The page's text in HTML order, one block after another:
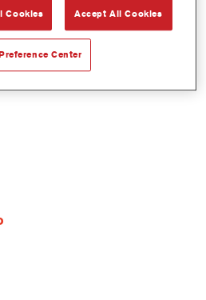
Cookies Accept All Cookies
Center